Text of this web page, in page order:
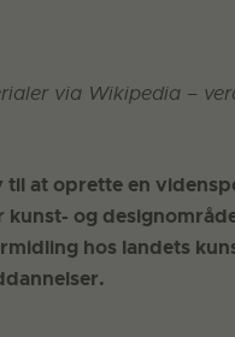
via Wikipedia –
at oprette en
og
hos landets